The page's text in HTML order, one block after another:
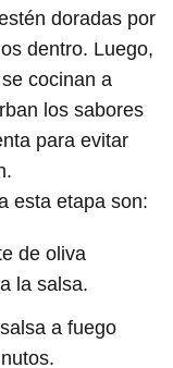
doradas por
dentro. Luego,
cocinan a
los sabores
para evitar
esta etapa son:
de oliva
la salsa.
a fuego